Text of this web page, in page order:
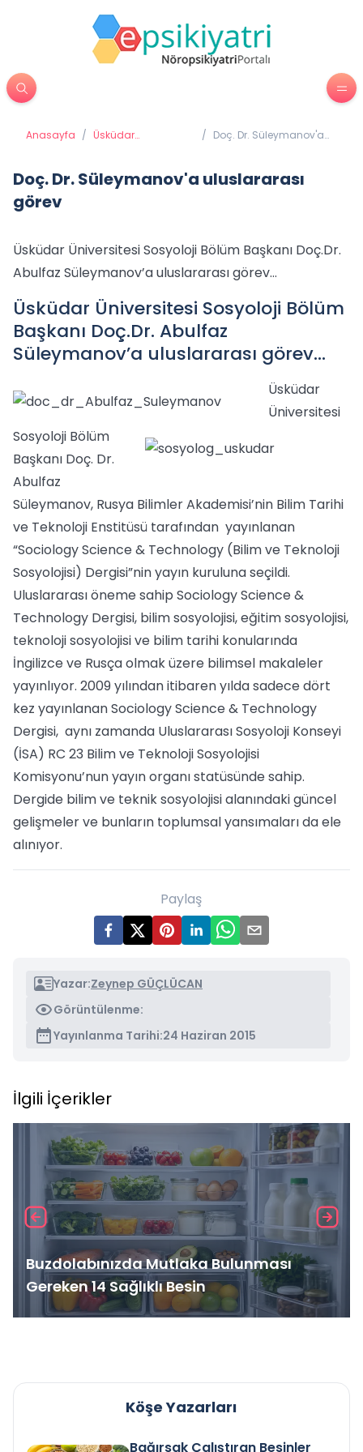
Anasayfa / Üsküdar
/ Doç. Dr. Süleymanov'a
Doç. Dr. Süleymanov'a uluslararası
görev
Üsküdar Üniversitesi Sosyoloji Bölüm Başkanı Doç.Dr.
Abulfaz Süleymanov’a uluslararası görev…
Üsküdar Üniversitesi Sosyoloji Bölüm
Başkanı Doç.Dr. Abulfaz
Süleymanov’a uluslararası görev…
Üsküdar
Üniversitesi
Sosyoloji Bölüm
Başkanı Doç. Dr.
Abulfaz
Süleymanov, Rusya Bilimler Akademisi’nin Bilim Tarihi
ve Teknoloji Enstitüsü tarafından yayınlanan
“Sociology Science & Technology (Bilim ve Teknoloji
Sosyolojisi) Dergisi”nin yayın kuruluna seçildi.
Uluslararası öneme sahip Sociology Science &
Technology Dergisi, bilim sosyolojisi, eğitim sosyolojisi,
teknoloji sosyolojisi ve bilim tarihi konularında
İngilizce ve Rusça olmak üzere bilimsel makaleler
yayınlıyor. 2009 yılından itibaren yılda sadece dört
kez yayınlanan Sociology Science & Technology
Dergisi, aynı zamanda Uluslararası Sosyoloji Konseyi
(İSA) RC 23 Bilim ve Teknoloji Sosyolojisi
Komisyonu’nun yayın organı statüsünde sahip.
Dergide bilim ve teknik sosyolojisi alanındaki güncel
gelişmeler ve bunların toplumsal yansımaları da ele
alınıyor.
Paylaş
Yazar:Zeynep GÜÇLÜCAN
Görüntülenme:
Yayınlanma Tarihi:24 Haziran 2015
İlgili İçerikler
Buzdolabınızda Mutlaka Bulunması
Gereken 14 Sağlıklı Besin
Köşe Yazarları
Bağırsak Çalıştıran Besinler